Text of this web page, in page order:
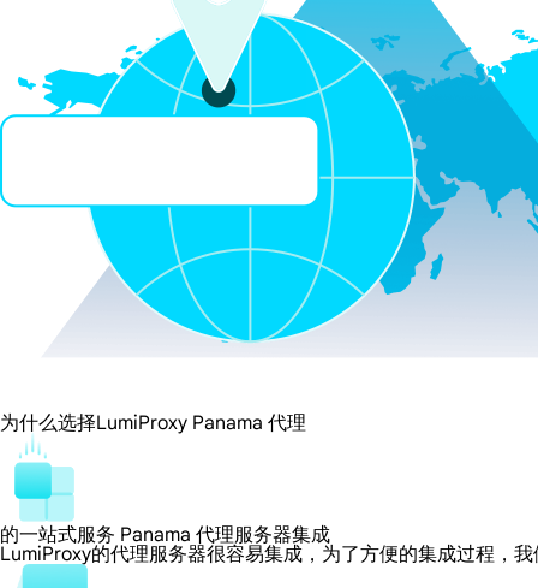
为什么选择LumiProxy Panama 代理
的一站式服务 Panama 代理服务器集成
LumiProxy的代理服务器很容易集成，为了方便的集成过程，